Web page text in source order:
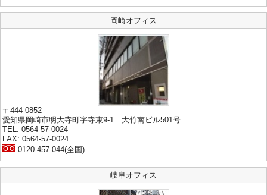
岡崎オフィス
〒444-0852
愛知県岡崎市明大寺町字寺東9-1 大竹南ビル501号
TEL: 0564-57-0024
FAX: 0564-57-0024
0120-457-044(全国)
岐阜オフィス